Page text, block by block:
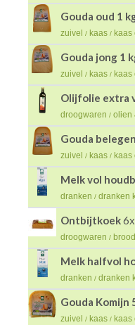
Gouda oud 1
zuivel / kaas / kaas
Gouda jong 1
zuivel / kaas / kaas
Olijfolie extra
droogwaren / olien
Gouda
zuivel / kaas / kaas
Melk vol
dranken / dranken
Ontbijtkoek
droogwaren /
Melk halfvol
dranken / dranken
Gouda Komijn
zuivel / kaas / kaas